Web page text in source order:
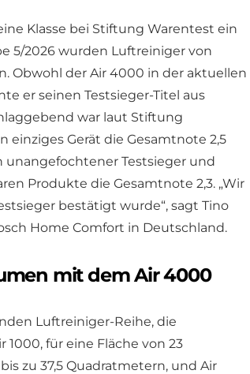
Klasse bei Stiftung Warentest ein
5/2026 wurden Luftreiniger von
Obwohl der Air 4000 in der aktuellen
er seinen Testsieger-Titel aus
war laut Stiftung
einziges Gerät die Gesamtnote 2,5
Testsieger und
Produkte die Gesamtnote 2,3. „Wir
bestätigt wurde“, sagt Tino
Home Comfort in Deutschland.
mit dem Air 4000
Luftreiniger-Reihe, die
für eine Fläche von 23
zu 37,5 Quadratmetern, und Air